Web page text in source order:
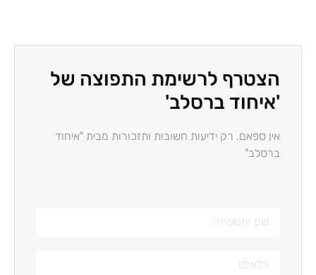
הצטרף לרשימת התפוצה של
'איחוד ברסלב'
אין ספאם. רק ידיעות חשובות ותזכורות מבית "איחוד
ברסלב"